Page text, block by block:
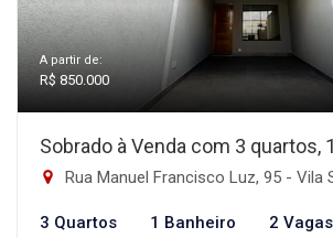
A partir de:
R$ 850.000
Sobrado à Venda com 3 quartos,
Rua Manuel Francisco Luz, 95 - Vila São
3 Quartos 1 Banheiro 2 Vagas